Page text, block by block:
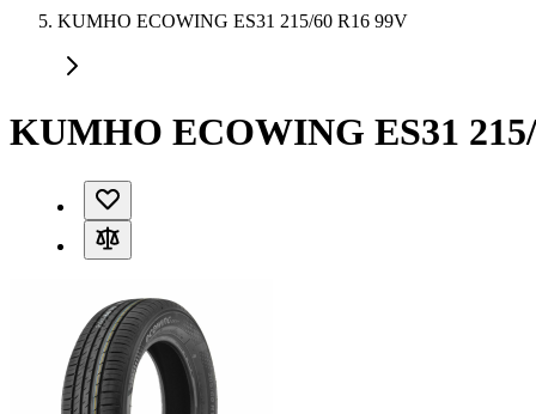
KUMHO ECOWING ES31 215/60 R16 99V
KUMHO ECOWING ES31